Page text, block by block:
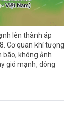
lên thành áp
Cơ quan khí tượng
bão, không ảnh
gió mạnh, dông